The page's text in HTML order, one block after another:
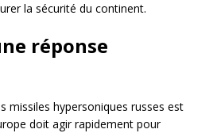
la sécurité du continent.
réponse
missiles hypersoniques russes est
doit agir rapidement pour